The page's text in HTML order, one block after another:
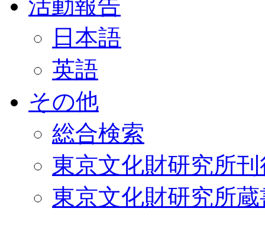
活動報告
日本語
英語
その他
総合検索
東京文化財研究所
東京文化財研究所